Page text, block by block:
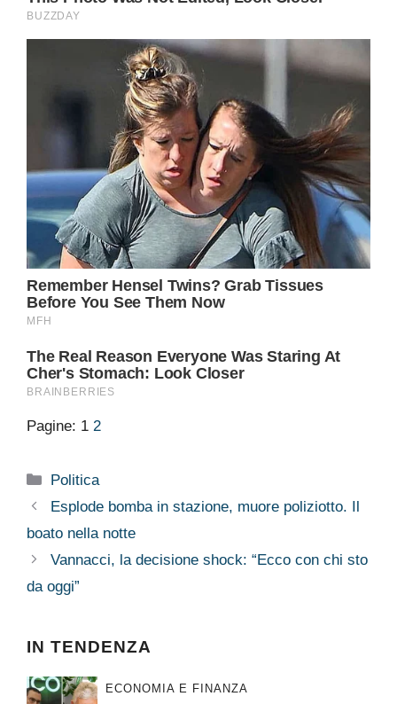
Pagine: 1 2
Categorie
Politica
Esplode bomba in stazione, muore poliziotto. Il
boato nella notte
Vannacci, la decisione shock: “Ecco con chi sto
da oggi”
IN TENDENZA
ECONOMIA E FINANZA